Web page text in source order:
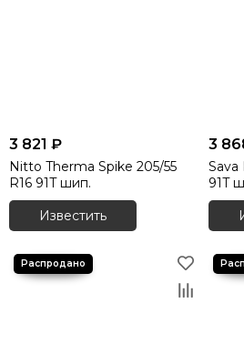
3 821 ₽
Nitto Therma Spike 205/55
R16 91T шип.
Известить
3
Sava
91T